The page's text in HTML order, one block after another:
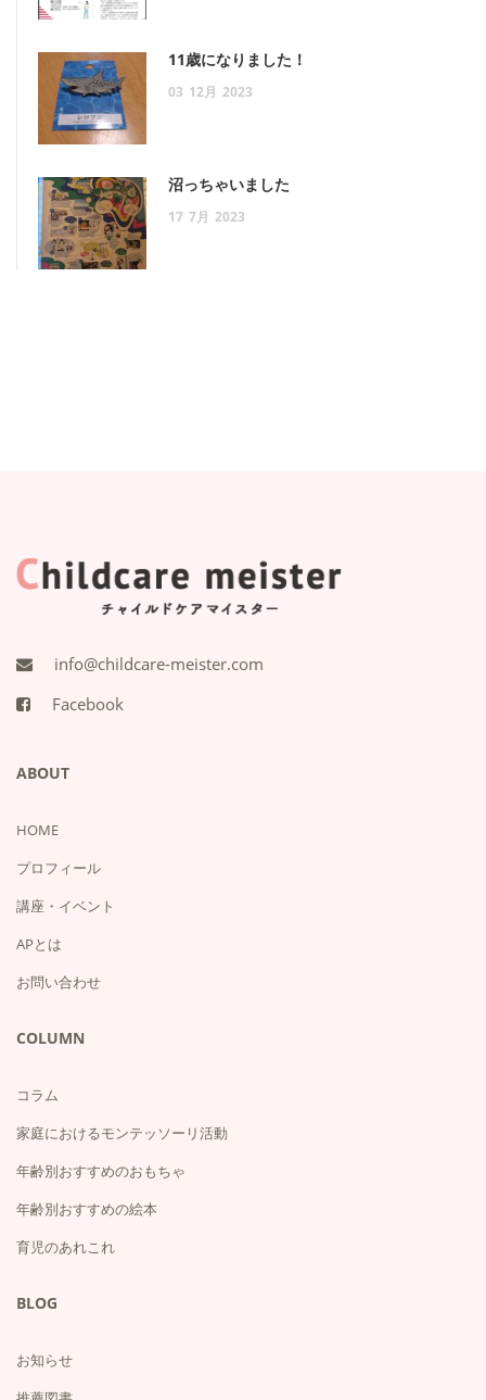
11歳になりました！
03 12月 2023
沼っちゃいました
17 7月 2023
info@childcare-meister.com
Facebook
ABOUT
HOME
プロフィール
講座・イベント
APとは
お問い合わせ
COLUMN
コラム
家庭におけるモンテッソーリ活動
年齢別おすすめのおもちゃ
年齢別おすすめの絵本
育児のあれこれ
BLOG
お知らせ